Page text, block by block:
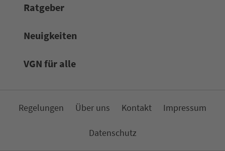
Rat­ge­ber
Neuigkeiten
VGN für alle
Re­ge­lungen Über uns Kon­takt Impressum
Da­ten­schutz